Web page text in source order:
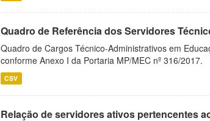
Quadro de Referência dos Servidores
Quadro de Cargos Técnico-Administrativos em
conforme Anexo I da Portaria MP/MEC nº 316/2017.
CSV
Relação de servidores ativos pertencentes